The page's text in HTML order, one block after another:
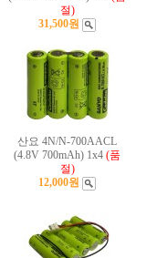
절)
31,500원
산요 4N/N-700AACL
(4.8V 700mAh) 1x4 (품
절)
12,000원